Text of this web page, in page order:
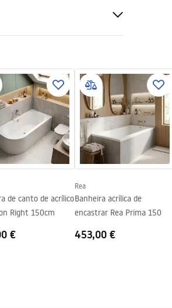
de canto de acrílico
Right 150cm
€
Rea
Banheira acrílica de
encastrar Rea Prima 150
453,00 €